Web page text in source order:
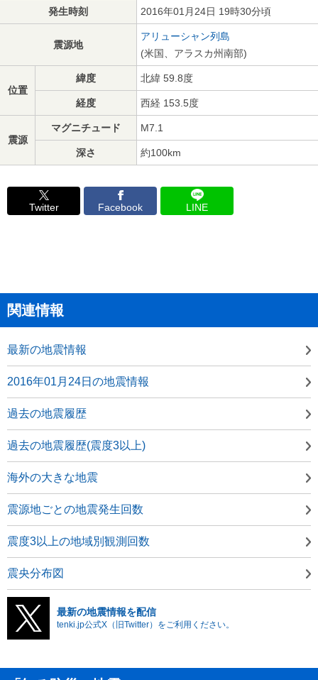
発生時刻 2016年01月24日 19時30分頃
震源地
アリューシャン列島
(米国、アラスカ州南部)
位置
緯度 北緯 59.8度
経度 西経 153.5度
震源
マグニチュード M7.1
深さ 約100km
Twitter Facebook LINE
関連情報
最新の地震情報
2016年01月24日の地震情報
過去の地震履歴
過去の地震履歴(震度3以上)
海外の大きな地震
震源地ごとの地震発生回数
震度3以上の地域別観測回数
震央分布図
最新の地震情報を配信
tenki.jp公式X（旧Twitter）をご利用ください。